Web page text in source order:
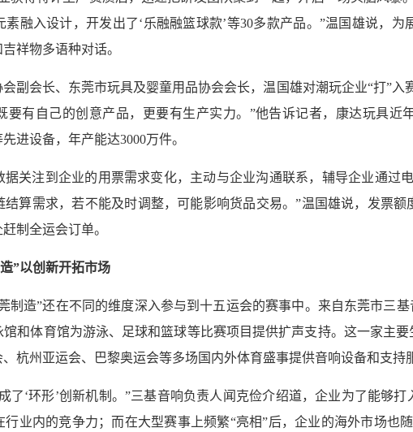
融入设计，开发出了‘乐融融篮球款’等30多款产品。”温国雄说，
祥物多语种对话。
副会长、东莞市玩具及婴童用品协会会长，温国雄对潮玩企业“打”
要有自己的创意产品，更要有生产实力。”他告诉记者，康达玩具近
进设备，年产能达3000万件。
据关注到企业的用票需求变化，主动与企业沟通联系，辅导企业通过
算需求，若不能及时调整，可能影响货品交易。”温国雄说，发票
制全运会订单。
”以创新开拓市场
制造”还在不同的维度深入参与到十五运会的赛事中。来自东莞市三
和体育馆为游泳、足球和篮球等比赛项目提供扩声支持。这一家主
杭州亚运会、巴黎奥运会等多场国内外体育盛事提供音响设备和支持
了‘环形’创新机制。”三基音响负责人闻克俭介绍道，企业为了能够
业内的竞争力；而在大型赛事上频繁“亮相”后，企业的海外市场也